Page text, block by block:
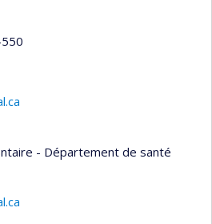
- Département de santé